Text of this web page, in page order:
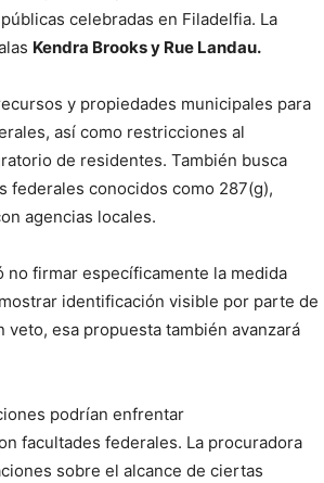
celebradas en Filadelfia. La
Kendra Brooks y Rue Landau.
y propiedades municipales para
así como restricciones al
de residentes. También busca
federales conocidos como 287(g),
agencias locales.
no firmar específicamente la medida
identificación visible por parte de
esa propuesta también avanzará
podrían enfrentar
facultades federales. La procuradora
sobre el alcance de ciertas